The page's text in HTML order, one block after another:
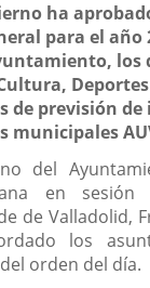
ha
para el año
los
Deportes
de previsión de
municipales
del
en
de Valladolid,
los
orden del día.